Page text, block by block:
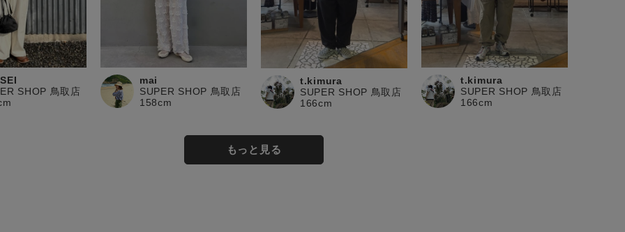
SHOP 鳥取店
mai
SUPER SHOP 鳥取店
158cm
t.kimura
SUPER SHOP 鳥取店
166cm
t.kimura
SUPER SHOP 鳥取店
166cm
もっと見る